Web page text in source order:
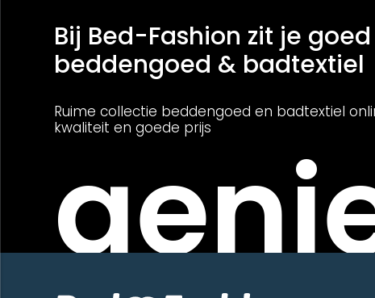
Bij Bed-Fashion zit je
beddengoed & badtextiel
Ruime collectie beddengoed en badtextiel
kwaliteit en goede prijs